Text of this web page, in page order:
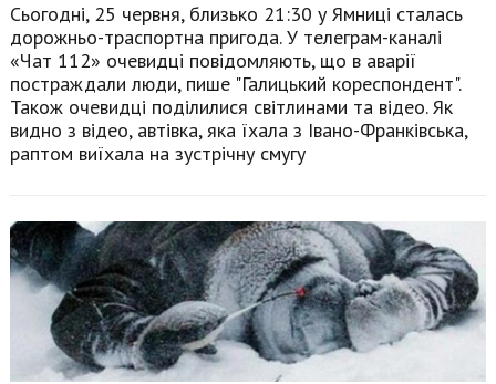
Сьогодні, 25 червня, близько 21:30 у Ямниці сталась
дорожньо-траспортна пригода. У телеграм-каналі
«Чат 112» очевидці повідомляють, що в аварії
постраждали люди, пише "Галицький кореспондент".
Також очевидці поділилися світлинами та відео. Як
видно з відео, автівка, яка їхала з Івано-Франківська,
раптом виїхала на зустрічну смугу